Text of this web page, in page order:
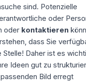
sind. Potenzielle
oder
oder kontaktieren
dass Sie
Daher ist es
Ideen gut zu
Bild erregt